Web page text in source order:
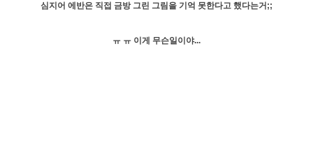
심지어 에반은 직접 금방 그린 그림을 기억 못한다고 했다는거;;
ㅠ ㅠ 이게 무슨일이야...